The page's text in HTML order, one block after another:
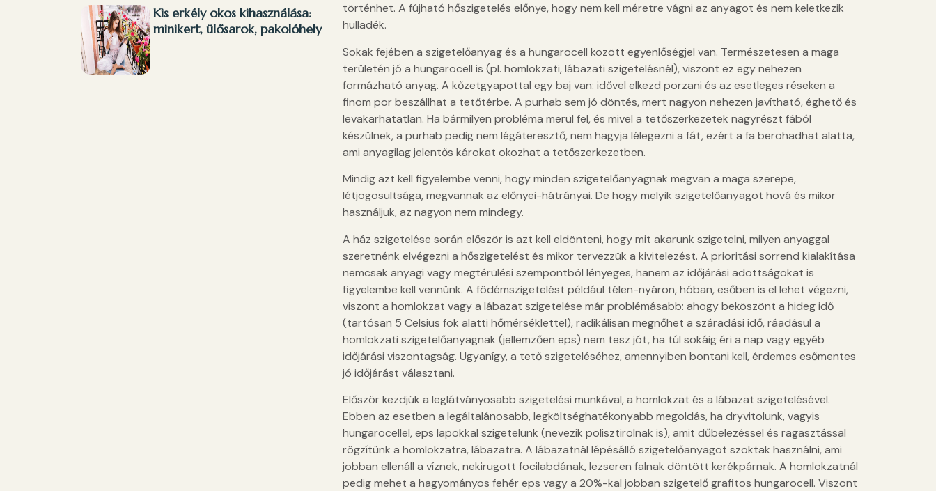
Kis erkély okos kihasználása:
minikert, ülősarok, pakolóhely
történhet. A fújható hőszigetelés előnye, hogy nem kell méretre vágni az anyagot és nem keletkezik
hulladék.
Sokak fejében a szigetelőanyag és a hungarocell között egyenlőségjel van. Természetesen a maga
területén jó a hungarocell is (pl. homlokzati, lábazati szigetelésnél), viszont ez egy nehezen
formázható anyag. A kőzetgyapottal egy baj van: idővel elkezd porzani és az esetleges réseken a
finom por beszállhat a tetőtérbe. A purhab sem jó döntés, mert nagyon nehezen javítható, éghető és
levakarhatatlan. Ha bármilyen probléma merül fel, és mivel a tetőszerkezetek nagyrészt fából
készülnek, a purhab pedig nem légáteresztő, nem hagyja lélegezni a fát, ezért a fa berohadhat alatta,
ami anyagilag jelentős károkat okozhat a tetőszerkezetben.
Mindig azt kell figyelembe venni, hogy minden szigetelőanyagnak megvan a maga szerepe,
létjogosultsága, megvannak az előnyei-hátrányai. De hogy melyik szigetelőanyagot hová és mikor
használjuk, az nagyon nem mindegy.
A ház szigetelése során először is azt kell eldönteni, hogy mit akarunk szigetelni, milyen anyaggal
szeretnénk elvégezni a hőszigetelést és mikor tervezzük a kivitelezést. A prioritási sorrend kialakítása
nemcsak anyagi vagy megtérülési szempontból lényeges, hanem az időjárási adottságokat is
figyelembe kell vennünk. A födémszigetelést például télen-nyáron, hóban, esőben is el lehet végezni,
viszont a homlokzat vagy a lábazat szigetelése már problémásabb: ahogy beköszönt a hideg idő
(tartósan 5 Celsius fok alatti hőmérséklettel), radikálisan megnőhet a száradási idő, ráadásul a
homlokzati szigetelőanyagnak (jellemzően eps) nem tesz jót, ha túl sokáig éri a nap vagy egyéb
időjárási viszontagság. Ugyanígy, a tető szigeteléséhez, amennyiben bontani kell, érdemes esőmentes
jó időjárást választani.
Először kezdjük a leglátványosabb szigetelési munkával, a homlokzat és a lábazat szigetelésével.
Ebben az esetben a legáltalánosabb, legköltséghatékonyabb megoldás, ha dryvitolunk, vagyis
hungarocellel, eps lapokkal szigetelünk (nevezik polisztirolnak is), amit dűbelezéssel és ragasztással
rögzítünk a homlokzatra, lábazatra. A lábazatnál lépésálló szigetelőanyagot szoktak használni, ami
jobban ellenáll a víznek, nekirugott focilabdának, lezseren falnak döntött kerékpárnak. A homlokzatnál
pedig mehet a hagyományos fehér eps vagy a 20%-kal jobban szigetelő grafitos hungarocell. Viszont